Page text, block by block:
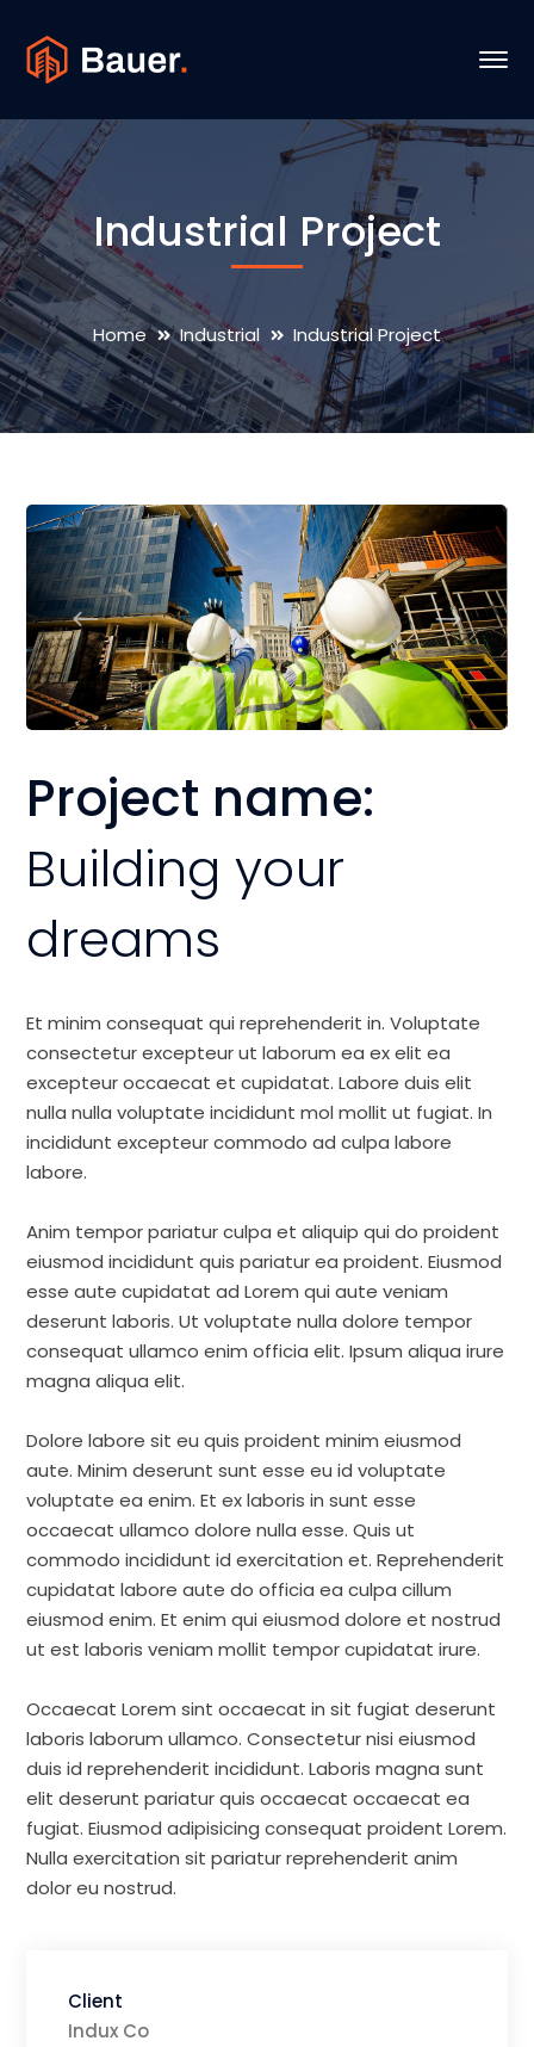
Industrial Project
Home Industrial Industrial Project
Project name:
Building your
dreams
Et minim consequat qui reprehenderit in. Voluptate
consectetur excepteur ut laborum ea ex elit ea
excepteur occaecat et cupidatat. Labore duis elit
nulla nulla voluptate incididunt mol mollit ut fugiat. In
incididunt excepteur commodo ad culpa labore
labore.
Anim tempor pariatur culpa et aliquip qui do proident
eiusmod incididunt quis pariatur ea proident. Eiusmod
esse aute cupidatat ad Lorem qui aute veniam
deserunt laboris. Ut voluptate nulla dolore tempor
consequat ullamco enim officia elit. Ipsum aliqua irure
magna aliqua elit.
Dolore labore sit eu quis proident minim eiusmod
aute. Minim deserunt sunt esse eu id voluptate
voluptate ea enim. Et ex laboris in sunt esse
occaecat ullamco dolore nulla esse. Quis ut
commodo incididunt id exercitation et. Reprehenderit
cupidatat labore aute do officia ea culpa cillum
eiusmod enim. Et enim qui eiusmod dolore et nostrud
ut est laboris veniam mollit tempor cupidatat irure.
Occaecat Lorem sint occaecat in sit fugiat deserunt
laboris laborum ullamco. Consectetur nisi eiusmod
duis id reprehenderit incididunt. Laboris magna sunt
elit deserunt pariatur quis occaecat occaecat ea
fugiat. Eiusmod adipisicing consequat proident Lorem.
Nulla exercitation sit pariatur reprehenderit anim
dolor eu nostrud.
Client
Indux Co